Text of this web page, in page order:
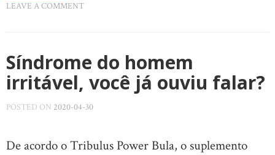
LEAVE A COMMENT
Síndrome do homem
irritável, você já ouviu falar?
POSTED ON 2020-04-30
De acordo o Tribulus Power Bula, o suplemento